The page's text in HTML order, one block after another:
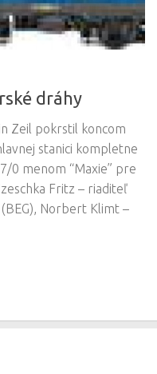
dráhy
Zeil pokrstil koncom
stanici kompletne
0 menom “Maxie” pre
Fritz – riaditeľ
Norbert Klimt –